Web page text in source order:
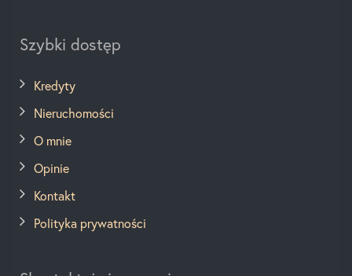
Szybki dostęp
Kredyty
Nieruchomości
O mnie
Opinie
Kontakt
Polityka prywatności